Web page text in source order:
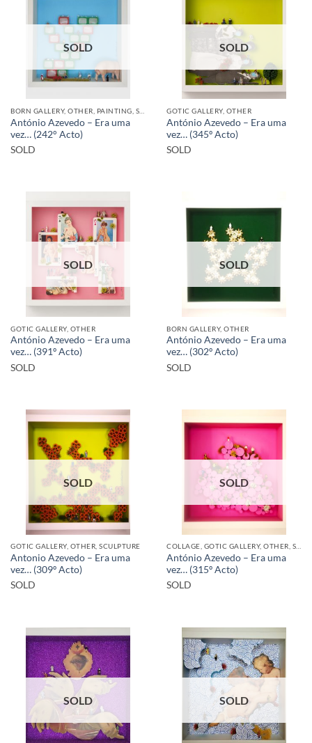
SOLD
António Azevedo – Era uma
vez… (242° Acto)
SOLD
SOLD
GOTIC GALLERY, OTHER
António Azevedo – Era uma
vez… (345º Acto)
SOLD
SOLD
GOTIC GALLERY, OTHER
António Azevedo – Era uma
vez… (391º Acto)
SOLD
SOLD
BORN GALLERY, OTHER
António Azevedo – Era uma
vez… (302º Acto)
SOLD
SOLD
GOTIC GALLERY, OTHER, SCULPTURE
Antonio Azevedo – Era uma
vez… (309º Acto)
SOLD
SOLD
António Azevedo – Era uma
vez… (315º Acto)
SOLD
SOLD SOLD